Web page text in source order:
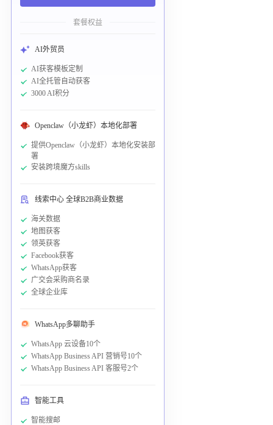
套餐权益
AI外贸员
AI获客模板定制
AI全托管自动获客
3000 AI积分
Openclaw（小龙虾）本地化部署
提供Openclaw（小龙虾）本地化安装部
署
安装跨境魔方skills
线索中心 全球B2B商业数据
海关数据
地图获客
领英获客
Facebook获客
WhatsApp获客
广交会采购商名录
全球企业库
WhatsApp多聊助手
WhatsApp 云设备10个
WhatsApp Business API 营销号10个
WhatsApp Business API 客服号2个
智能工具
智能搜邮